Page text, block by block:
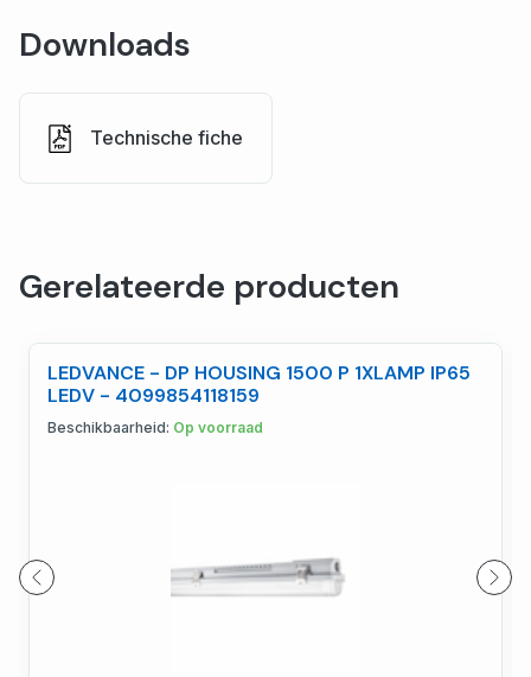
Downloads
Technische fiche
Gerelateerde producten
LEDVANCE - DP HOUSING 1500 P 1XLAMP IP65
LEDV - 4099854118159
Beschikbaarheid: Op voorraad